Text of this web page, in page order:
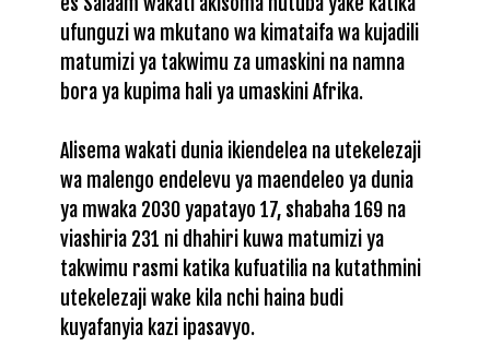
ufunguzi wa mkutano wa kimataifa wa kujadili
matumizi ya takwimu za umaskini na namna
bora ya kupima hali ya umaskini Afrika.
Alisema wakati dunia ikiendelea na utekelezaji
wa malengo endelevu ya maendeleo ya dunia
ya mwaka 2030 yapatayo 17, shabaha 169 na
viashiria 231 ni dhahiri kuwa matumizi ya
takwimu rasmi katika kufuatilia na kutathmini
utekelezaji wake kila nchi haina budi
kuyafanyia kazi ipasavyo.